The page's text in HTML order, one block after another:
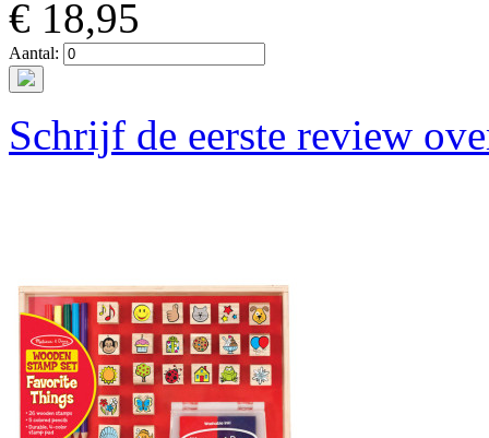
€ 18,95
Aantal:
Schrijf de eerste review